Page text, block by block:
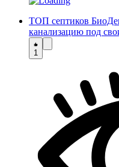
ТОП септиков
канализацию под
1